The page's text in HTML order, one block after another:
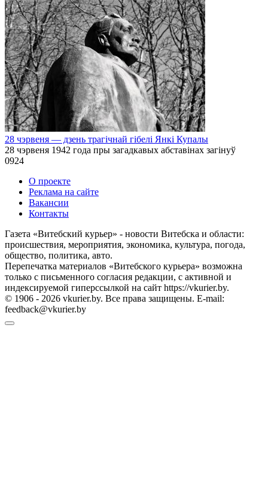
28 чэрвеня — дзень трагічнай гібелі Янкі Купалы
28 чэрвеня 1942 года пры загадкавых абставінах загінуў
0924
О проекте
Реклама на сайте
Вакансии
Контакты
Газета «Витебский курьер» - новости Витебска и области:
происшествия, мероприятия, экономика, культура, погода,
общество, политика, авто.
Перепечатка материалов «Витебского курьера» возможна
только с письменного согласия редакции, с активной и
индексируемой гиперссылкой на сайт https://vkurier.by.
© 1906 - 2026 vkurier.by. Все права защищены. E-mail:
feedback@vkurier.by